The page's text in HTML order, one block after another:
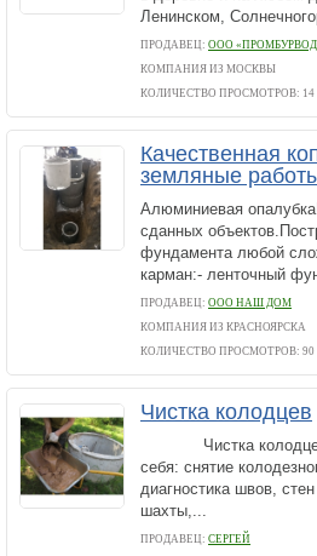
Ленинском,
ПРОДАВЕЦ: ООО
КОМПАНИЯ ИЗ МОСКВЫ
КОЛИЧЕСТВО ПРОСМОТРОВ: 14
Качественная
земляные
Алюминиевая
сданных
фундамента любой
карман:- ленточный
ПРОДАВЕЦ: ООО НАШ ДОМ
КОМПАНИЯ ИЗ КРАСНОЯРСКА
КОЛИЧЕСТВО ПРОСМОТРОВ: 90
Чистка колодцев
Чистка колодцев.
себя: снятие
диагностика швов,
шахты,...
ПРОДАВЕЦ: СЕРГЕЙ